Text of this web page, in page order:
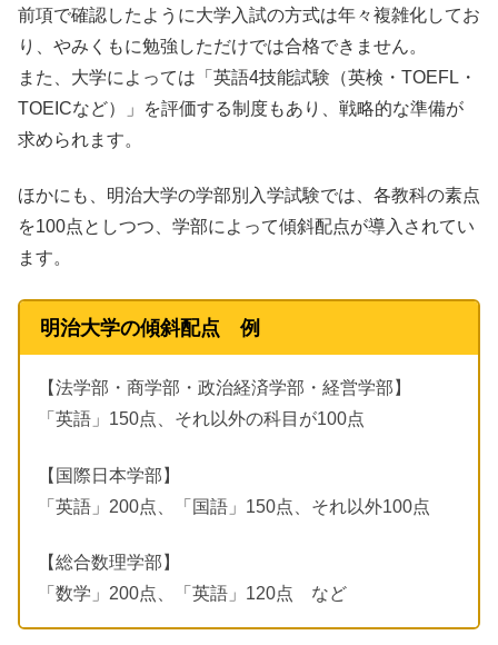
前項で確認したように大学入試の方式は年々複雑化してお
り、やみくもに勉強しただけでは合格できません。
また、大学によっては「英語4技能試験（英検・TOEFL・
TOEICなど）」を評価する制度もあり、戦略的な準備が
求められます。
ほかにも、明治大学の学部別入学試験では、各教科の素点
を100点としつつ、学部によって傾斜配点が導入されてい
ます。
明治大学の傾斜配点 例
【法学部・商学部・政治経済学部・経営学部】
「英語」150点、それ以外の科目が100点
【国際日本学部】
「英語」200点、「国語」150点、それ以外100点
【総合数理学部】
「数学」200点、「英語」120点 など